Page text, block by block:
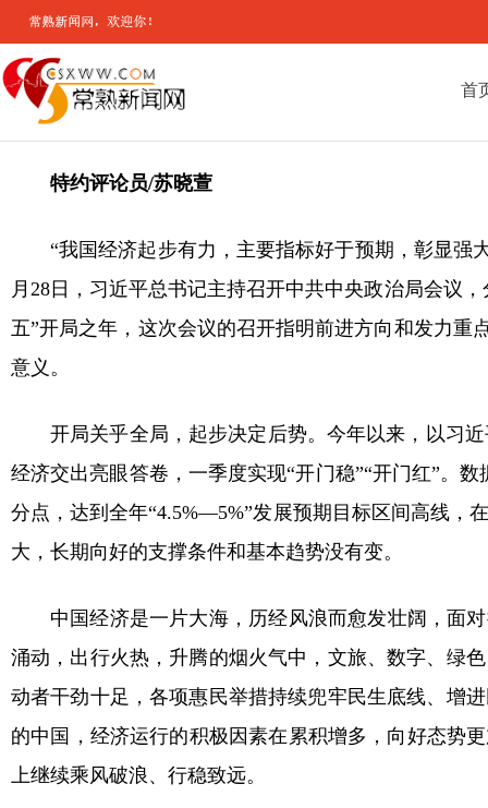
首
特约评论员/苏晓萱
“我国经济起步有力，主要指标好于预期，彰显强
月28日，习近平总书记主持召开中共中央政治局会议
五”开局之年，这次会议的召开指明前进方向和发力重
意义。
开局关乎全局，起步决定后势。今年以来，以习
经济交出亮眼答卷，一季度实现“开门稳”“开门红”。
分点，达到全年“4.5%—5%”发展预期目标区间高线，
大，长期向好的支撑条件和基本趋势没有变。
中国经济是一片大海，历经风浪而愈发壮阔，面
涌动，出行火热，升腾的烟火气中，文旅、数字、绿
动者干劲十足，各项惠民举措持续兜牢民生底线、增
的中国，经济运行的积极因素在累积增多，向好态势
上继续乘风破浪、行稳致远。